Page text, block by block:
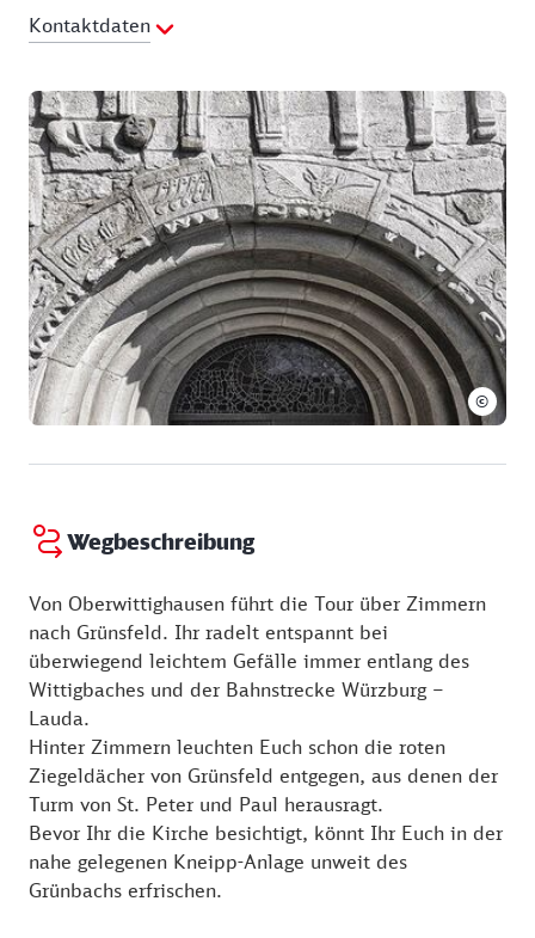
Zerstörung im 30-jährigen Krieg wurde St. Sigismund
wieder aufgebaut. Bei Instandsetzungsarbeiten zu
Jahr 1658 entdeckt. Anfang der 1970er-Jahre fanden
weitreichende Renovierungsmaßnahmen statt.
Kontaktdaten
https://www.wittighausen.de/sehenswuerdigkeiten/
st-sigismund.html
©
Wegbeschreibung
Von Oberwittighausen führt die Tour über Zimmern
nach Grünsfeld. Ihr radelt entspannt bei
überwiegend leichtem Gefälle immer entlang des
Wittigbaches und der Bahnstrecke Würzburg –
Lauda.
Hinter Zimmern leuchten Euch schon die roten
Ziegeldächer von Grünsfeld entgegen, aus denen der
Turm von St. Peter und Paul herausragt.
Bevor Ihr die Kirche besichtigt, könnt Ihr Euch in der
nahe gelegenen Kneipp-Anlage unweit des
Grünbachs erfrischen.